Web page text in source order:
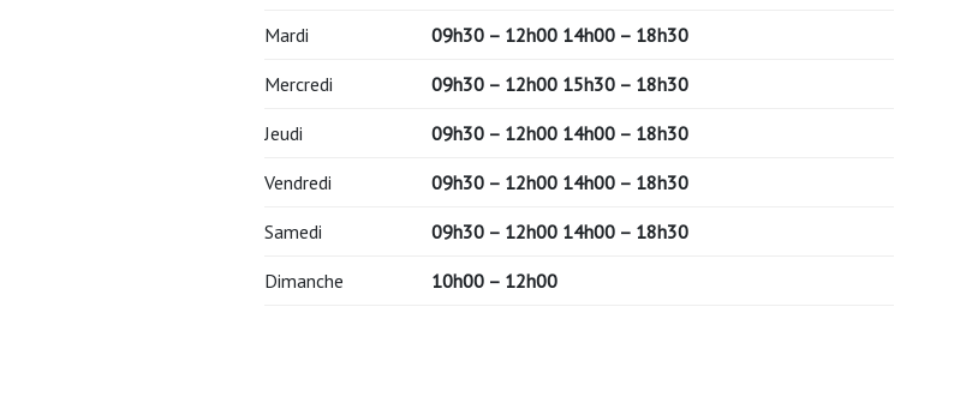
Mardi 09h30 – 12h00 14h00 – 18h30
Mercredi 09h30 – 12h00 15h30 – 18h30
Jeudi 09h30 – 12h00 14h00 – 18h30
Vendredi 09h30 – 12h00 14h00 – 18h30
Samedi 09h30 – 12h00 14h00 – 18h30
Dimanche 10h00 – 12h00